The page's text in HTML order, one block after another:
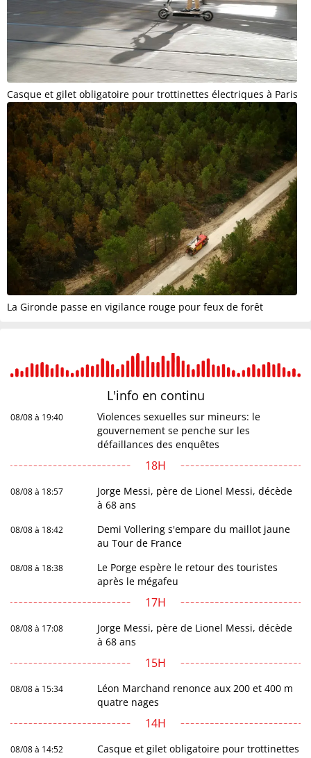
Casque et gilet obligatoire pour trottinettes électriques à Paris
La Gironde passe en vigilance rouge pour feux de forêt
L'info en continu
08/08 à 19:40
Violences sexuelles sur mineurs: le
gouvernement se penche sur les
défaillances des enquêtes
18H
08/08 à 18:57
Jorge Messi, père de Lionel Messi, décède
à 68 ans
08/08 à 18:42
Demi Vollering s'empare du maillot jaune
au Tour de France
08/08 à 18:38
Le Porge espère le retour des touristes
après le mégafeu
17H
08/08 à 17:08
Jorge Messi, père de Lionel Messi, décède
à 68 ans
15H
08/08 à 15:34
Léon Marchand renonce aux 200 et 400 m
quatre nages
14H
08/08 à 14:52
Casque et gilet obligatoire pour trottinettes